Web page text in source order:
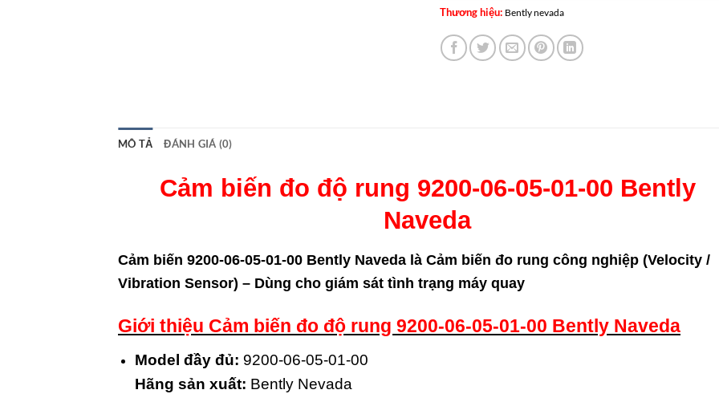
Thương hiệu: Bently nevada
MÔ TẢ ĐÁNH GIÁ (0)
Cảm biến đo độ rung 9200-06-05-01-00 Bently
Naveda
Cảm biến 9200-06-05-01-00 Bently Naveda là Cảm biến đo rung công nghiệp (Velocity /
Vibration Sensor) – Dùng cho giám sát tình trạng máy quay
Giới thiệu Cảm biến đo độ rung 9200-06-05-01-00 Bently Naveda
Model đầy đủ: 9200-06-05-01-00
Hãng sản xuất: Bently Nevada